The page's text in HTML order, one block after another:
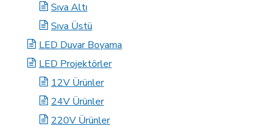
Sıva Altı
Sıva Üstü
LED Duvar Boyama
LED Projektörler
12V Ürünler
24V Ürünler
220V Ürünler